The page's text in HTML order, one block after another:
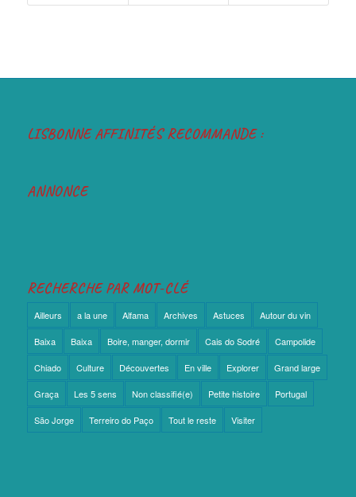
LISBONNE AFFINITÉS RECOMMANDE :
ANNONCE
RECHERCHE PAR MOT-CLÉ
Ailleurs a la une Alfama Archives Astuces Autour du vin
Baixa Baixa Boire, manger, dormir Cais do Sodré Campolide
Chiado Culture Découvertes En ville Explorer Grand large
Graça Les 5 sens Non classifié(e) Petite histoire Portugal
São Jorge Terreiro do Paço Tout le reste Visiter